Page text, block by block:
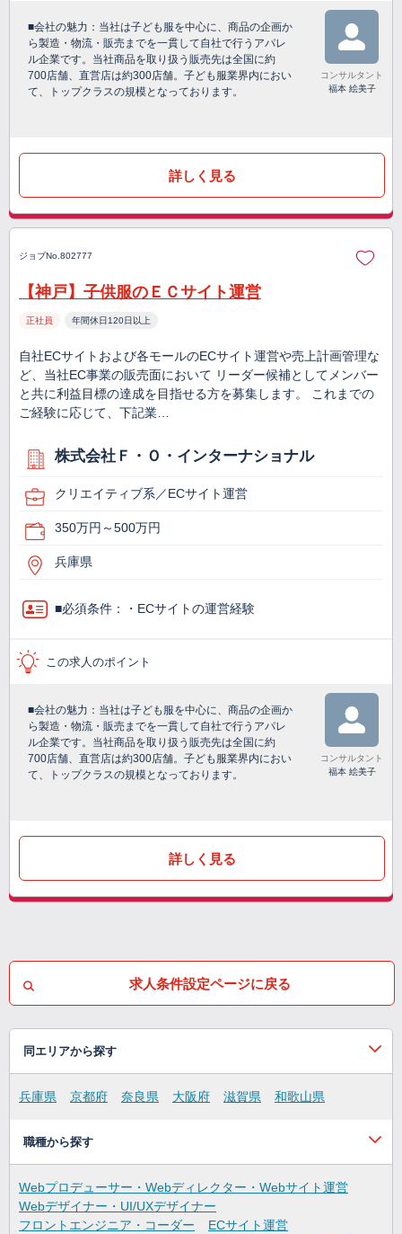
■会社の魅力：当社は子ども服を中心に、商品の企画か
ら製造・物流・販売までを一貫して自社で行うアパレ
ル企業です。当社商品を取り扱う販売先は全国に約
700店舗、直営店は約300店舗。子ども服業界内におい
て、トップクラスの規模となっております。
コンサルタント
福本 絵美子
詳しく見る
ジョブNo.802777
【神戸】子供服のＥＣサイト運営
正社員 年間休日120日以上
自社ECサイトおよび各モールのECサイト運営や売上計画管理な
ど、当社EC事業の販売面において リーダー候補としてメンバー
と共に利益目標の達成を目指せる方を募集します。 これまでの
ご経験に応じて、下記業…
株式会社Ｆ・Ｏ・インターナショナル
クリエイティブ系／ECサイト運営
350万円～500万円
兵庫県
■必須条件：・ECサイトの運営経験
この求人のポイント
■会社の魅力：当社は子ども服を中心に、商品の企画か
ら製造・物流・販売までを一貫して自社で行うアパレ
ル企業です。当社商品を取り扱う販売先は全国に約
700店舗、直営店は約300店舗。子ども服業界内におい
て、トップクラスの規模となっております。
コンサルタント
福本 絵美子
詳しく見る
求人条件設定ページに戻る
同エリアから探す
兵庫県 京都府 奈良県 大阪府 滋賀県 和歌山県
職種から探す
Webプロデューサー・Webディレクター・Webサイト運営
Webデザイナー・UI/UXデザイナー
フロントエンジニア・コーダー
ECサイト運営